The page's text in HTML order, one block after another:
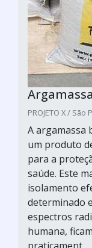
PROJETO X / São
A argamassa
um produto
para a
saúde. Este
isolamento
determinado
espectros
humana,
praticament...